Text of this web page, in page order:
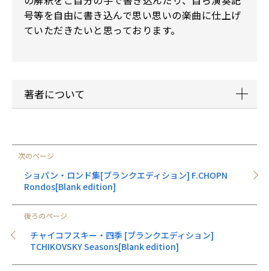
号等を自由に書き込んで思い思いの楽曲に仕上げ
ていただきたいと思っております。
著者について
ロマチックノーテーション(3線譜)やクロマチック
キーボード(ラピアン、ホールトーン、クロマトー
ン)の開発者。
最近では、クロマトーンのiPad用アプリケーショ
ンなども発表し、ベストセラートップ10入りを果
たすなど、音楽に関わる活動範囲は多岐にわた
る。
6弦ベースとクロマトーンでの即興同時演奏をし
てしまうスーパープレイは圧巻。
後ろのページ
チャイコフスキー・四季 [ブランクエディション]
TCHIKOVSKY Seasons[Blank edition]
次のページ
ショパン・ロンド集[ブランクエディション] F.CHOPN
Rondos[Blank edition]